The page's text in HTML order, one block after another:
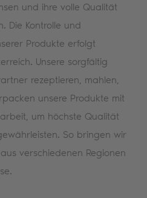
und ihre volle Qualität
Die Kontrolle und
Produkte erfolgt
Unsere sorgfältig
rezeptieren, mahlen,
unsere Produkte mit
um höchste Qualität
So bringen wir
verschiedenen Regionen